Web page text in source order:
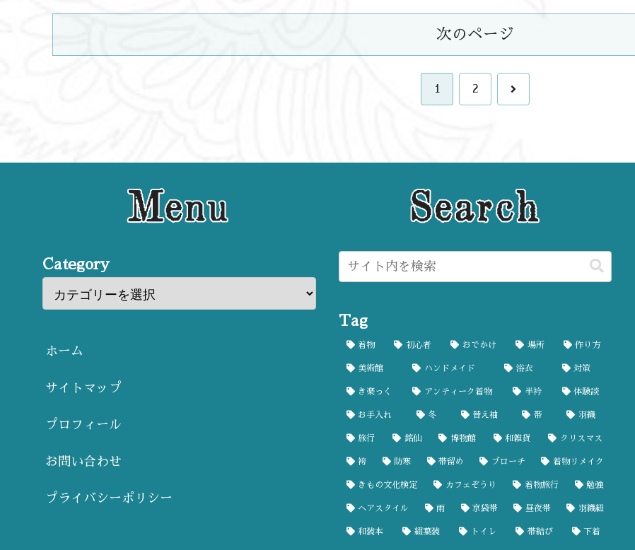
次のページ
1 2 次
Category
ホーム
サイトマップ
プロフィール
お問い合わせ
プライバシーポリシー
Tag
着物 初心者 おでかけ 場所 作り方
美術館 ハンドメイド 浴衣 対策
き楽っく アンティーク着物 半衿 体験談
お手入れ 冬 替え袖 帯 羽織
旅行 銘仙 博物館 和雑貨 クリスマス
袴 防寒 帯留め ブローチ 着物リメイク
きもの文化検定 カフェぞうり 着物旅行 勉強
ヘアスタイル 雨 京袋帯 昼夜帯 羽織紐
和装本 綴葉装 トイレ 帯結び 下着